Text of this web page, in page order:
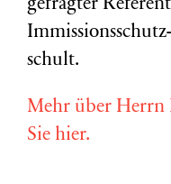
gefragter
schult.
Mehr über Herrn
Sie hier.